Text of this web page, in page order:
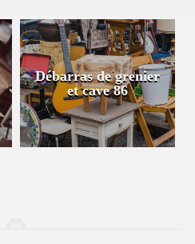
Débarras de grenier
et cave 86